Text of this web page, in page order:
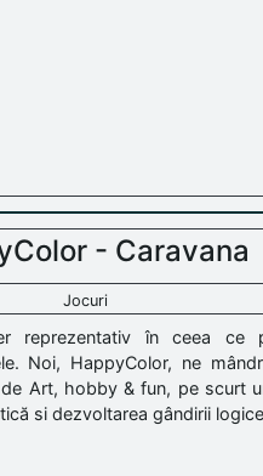
- Caravana
Jocuri
reprezentativ în ceea ce
Noi, HappyColor, ne
Art, hobby & fun, pe scurt
si dezvoltarea gândirii